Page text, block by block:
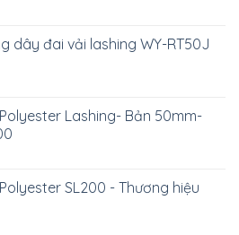
quốc
dây đai vải lashing WY-RT50J
Lashing- Bản 50mm-
SL200 - Thương hiệu